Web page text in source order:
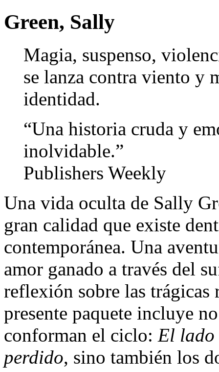
Green, Sally
Magia, suspenso,
se lanza contra viento y
identidad.
“Una historia cruda y
inolvidable.”
Publishers Weekly
Una vida oculta de Sally
gran calidad que existe
contemporánea. Una
amor ganado a través del
reflexión sobre las trágicas
presente paquete incluye
conforman el ciclo: El lado
perdido, sino también los